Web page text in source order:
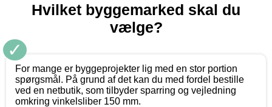
Hvilket byggemarked skal du
vælge?
✓
For mange er byggeprojekter lig med en stor portion
spørgsmål. På grund af det kan du med fordel bestille
ved en netbutik, som tilbyder sparring og vejledning
omkring vinkelsliber 150 mm.